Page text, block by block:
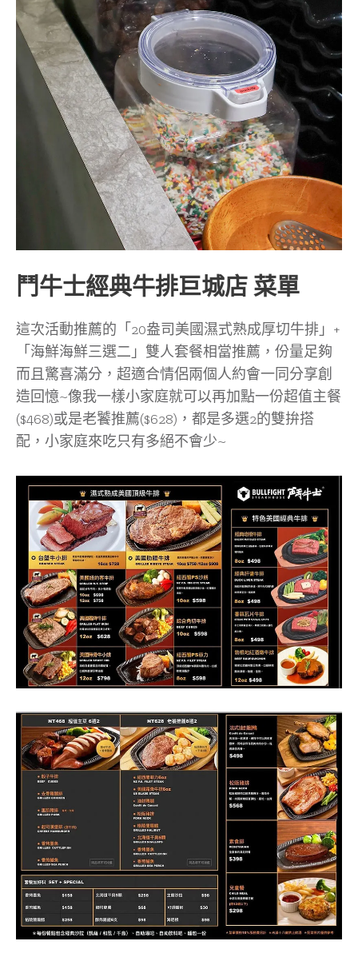
鬥牛士經典牛排巨城店 菜單
這次活動推薦的「20盎司美國濕式熟成厚切牛排」+
「海鮮海鮮三選二」雙人套餐相當推薦，份量足夠
而且驚喜滿分，超適合情侶兩個人約會一同分享創
造回憶~像我一樣小家庭就可以再加點一份超值主餐
($468)或是老饕推薦($628)，都是多選2的雙拚搭
配，小家庭來吃只有多絕不會少~